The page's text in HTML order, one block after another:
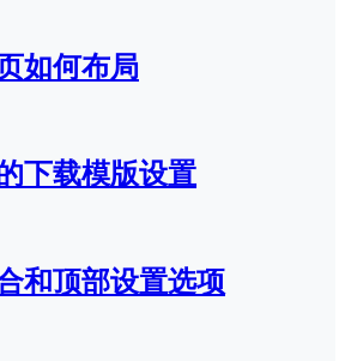
如何布局
下载模版设置
和顶部设置选项